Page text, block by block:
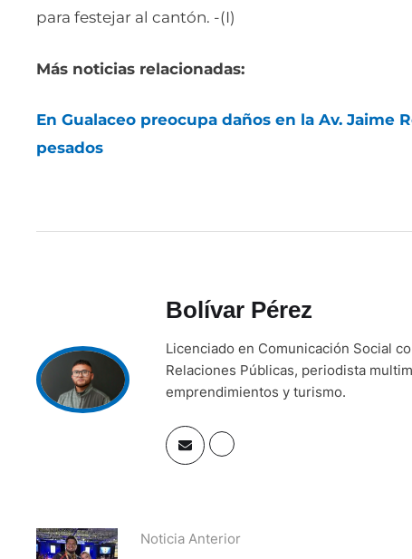
para festejar al cantón. -(I)
Más noticias relacionadas:
En Gualaceo preocupa daños en la Av. Jaime
pesados
Bolívar Pérez
Licenciado en Comunicación Social
Relaciones Públicas, periodista
emprendimientos y turismo.
Noticia Anterior